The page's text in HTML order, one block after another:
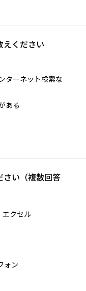
えください
ターネット検索な
ある
さい（複数回答
エクセル
ォン